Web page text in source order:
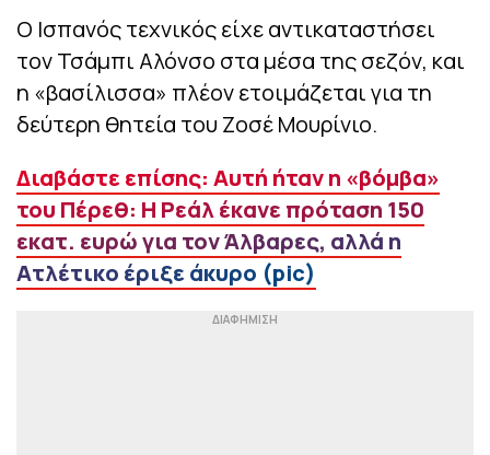
Ο Ισπανός τεχνικός είχε αντικαταστήσει
τον Τσάμπι Αλόνσο στα μέσα της σεζόν, και
η «βασίλισσα» πλέον ετοιμάζεται για τη
δεύτερη θητεία του Ζοσέ Μουρίνιο.
Διαβάστε επίσης: Αυτή ήταν η «βόμβα»
του Πέρεθ: Η Ρεάλ έκανε πρόταση 150
εκατ. ευρώ για τον Άλβαρες, αλλά η
Ατλέτικο έριξε άκυρο (pic)